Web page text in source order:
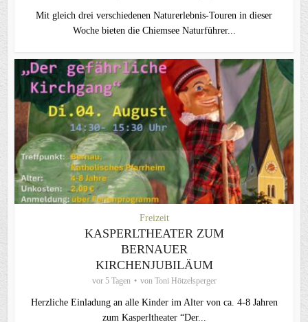
Mit gleich drei verschiedenen Naturerlebnis-Touren in dieser
Woche bieten die Chiemsee Naturführer...
Freizeit
KASPERLTHEATER ZUM
BERNAUER
KIRCHENJUBILÄUM
vor 5 Tagen von Toni Hötzelsperger
Herzliche Einladung an alle Kinder im Alter von ca. 4-8 Jahren
zum Kasperltheater “Der...